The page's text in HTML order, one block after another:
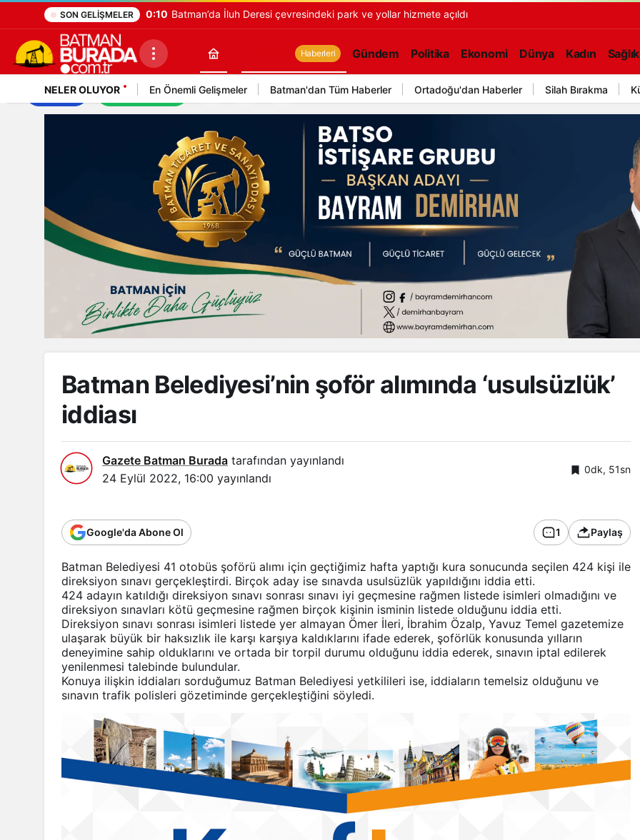
SON GELIŞMELER 0:10 Batman’da İluh Deresi çevresindeki park ve yollar hizmete açıldı
Haberleri Gündem Politika Ekonomi Dünya Kadın Sağlık
İş İlanları Mekan Rehberi
NELER OLUYOR En Önemli Gelişmeler Batman'dan Tüm Haberler Ortadoğu'dan Haberler Silah Bırakma
Batman Belediyesi’nin şoför alımında ‘usulsüzlük’
iddiası
Gazete Batman Burada tarafından yayınlandı
24 Eylül 2022, 16:00 yayınlandı
0dk, 51sn
Google'da Abone Ol 1 Paylaş
Batman Belediyesi 41 otobüs şoförü alımı için geçtiğimiz hafta yaptığı kura sonucunda seçilen 424 kişi ile
direksiyon sınavı gerçekleştirdi. Birçok aday ise sınavda usulsüzlük yapıldığını iddia etti.
424 adayın katıldığı direksiyon sınavı sonrası sınavı iyi geçmesine rağmen listede isimleri olmadığını ve
direksiyon sınavları kötü geçmesine rağmen birçok kişinin isminin listede olduğunu iddia etti.
Direksiyon sınavı sonrası isimleri listede yer almayan Ömer İleri, İbrahim Özalp, Yavuz Temel gazetemize
ulaşarak büyük bir haksızlık ile karşı karşıya kaldıklarını ifade ederek, şoförlük konusunda yılların
deneyimine sahip olduklarını ve ortada bir torpil durumu olduğunu iddia ederek, sınavın iptal edilerek
yenilenmesi talebinde bulundular.
Konuya ilişkin iddiaları sorduğumuz Batman Belediyesi yetkilileri ise, iddiaların temelsiz olduğunu ve
sınavın trafik polisleri gözetiminde gerçekleştiğini söyledi.